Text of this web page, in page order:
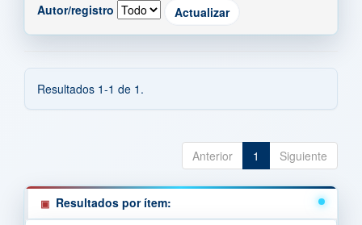
Autor/registro
Resultados 1-1 de 1.
Anterior 1 Siguiente
Resultados por ítem: